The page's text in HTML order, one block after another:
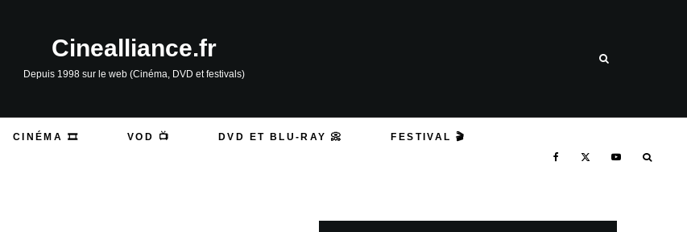
Cinealliance.fr
Depuis 1998 sur le web (Cinéma, DVD et festivals)
CINÉMA 🎞️ VOD 📺 DVD ET BLU-RAY 📀 FESTIVAL 🎬